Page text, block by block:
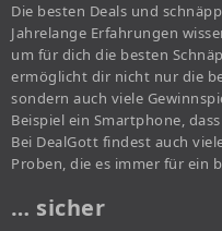
Die besten Deals und
Jahrelange Erfahrungen
um für dich die besten
ermöglicht dir nicht nur die
sondern auch viele
Beispiel ein Smartphone,
Bei DealGott findest auch
Proben, die es immer für ein
… sicher